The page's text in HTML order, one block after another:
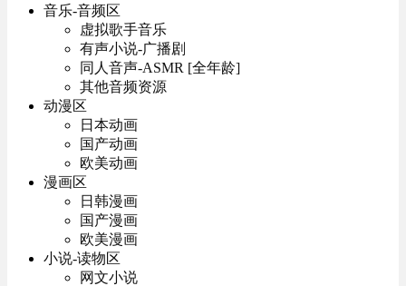
音乐-音频区
虚拟歌手音乐
有声小说-广播剧
同人音声-ASMR [全年龄]
其他音频资源
动漫区
日本动画
国产动画
欧美动画
漫画区
日韩漫画
国产漫画
欧美漫画
小说-读物区
网文小说